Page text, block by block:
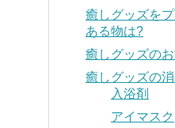
癒しグッズを
ある物は?
癒しグッズの
癒しグッズの
入浴剤
アイマスク